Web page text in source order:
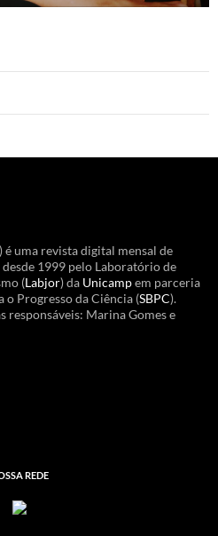
é uma revista digital mensal de
1999 pelo Laboratório de
(Labjor) da Unicampem parceria
o Progresso da Ciência (SBPC).
responsáveis: Marina Gomes e
REDE